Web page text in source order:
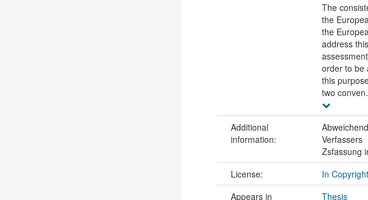
The
the
the
address
order to be
this
two
Additional
information:
Verfassers
Zsfassung
License: In Copyright
Appears in
Thesis